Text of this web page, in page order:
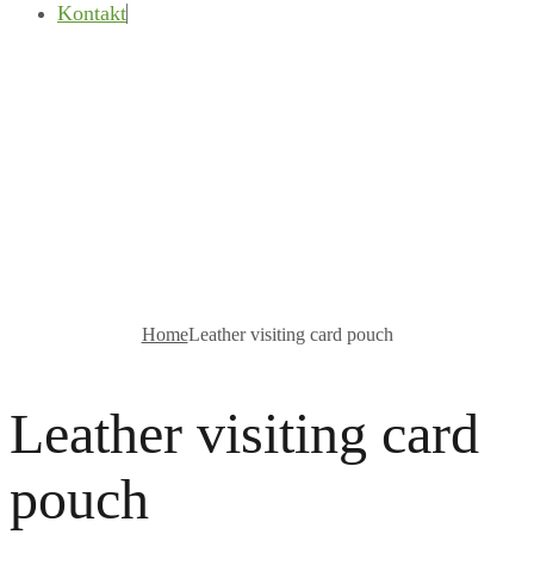
Kontakt
HomeLeather visiting card pouch
Leather visiting card
pouch